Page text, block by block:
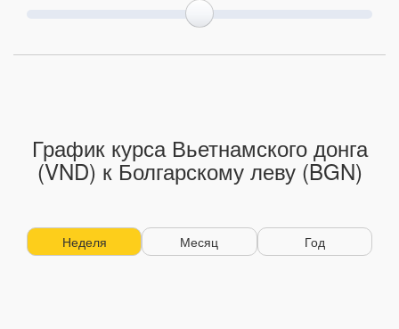
График курса Вьетнамского донга
(VND) к Болгарскому леву (BGN)
Неделя Месяц Год